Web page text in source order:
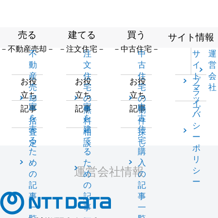
売る
－不動産売却－
不
動
産
売
却
一
括
査
定
お役
立ち
記事
家
を
売
る
た
め
の
記
事
一
建てる
－注文住宅－
注
文
住
宅
の
無
料
相
談
お役
立ち
記事
家
を
建
て
る
た
め
の
記
事
買う
－中古住宅－
中
古
住
宅
の
物
件
探
し
お役
立ち
記事
中
古
住
宅
購
入
の
記
事
一
サイト情報
サ
イ
ト
マ
ッ
プ
運
営
会
社
プ
ラ
イ
バ
シ
ー
ポ
リ
シ
ー
運営会社情報